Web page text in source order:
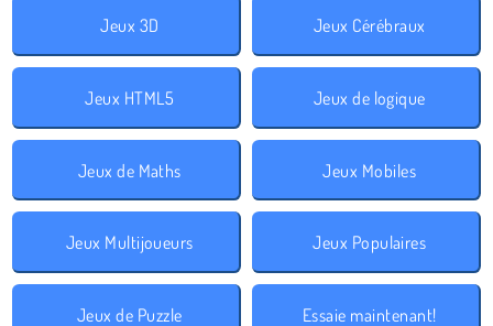
Jeux 3D Jeux Cérébraux
Jeux HTML5 Jeux de logique
Jeux de Maths Jeux Mobiles
Jeux Multijoueurs Jeux Populaires
Jeux de Puzzle Essaie maintenant!